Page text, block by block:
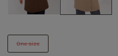
One size